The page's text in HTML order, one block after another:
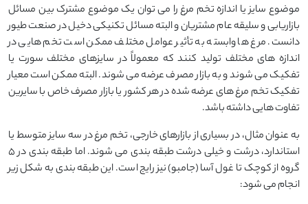
موضوع سایز یا اندازه تخم مرغ را می توان یک موضوع مشترک بین مسائل
بازاریابی و سلیقه عام مشتریان و البته مسائل تکنیکی دخیل در صنعت طیور
دانست. مرغ ها وابسته به تأثیر عوامل مختلف ممکن است تخم هایی در
اندازه های مختلف تولید کنند که معمولاً در سایزهای مختلف سورت یا
تفکیک می شوند و به بازار مصرف عرضه می شوند. البته ممکن است معیار
تفکیک تخم مرغ های عرضه شده در هر کشور یا بازار مصرف خاص با سایرین
تفاوت هایی داشته باشد.
به عنوان مثال، در بسیاری از بازارهای خارجی، تخم مرغ در سه سایز متوسط یا
استاندارد، درشت و خیلی درشت طبقه بندی می شوند. اما طبقه بندی در 5
گروه از کوچک تا غول آسا (جامبو) نیز رایج است. این طبقه بندی به شکل زیر
انجام می شود: